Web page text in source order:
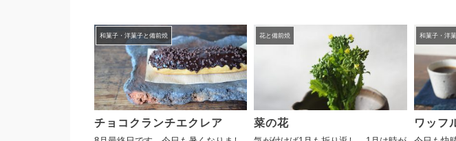
和菓子・洋菓子と備前焼
チョコクランチエクレア
花と備前焼
菜の花
和菓子・洋
ワッフ